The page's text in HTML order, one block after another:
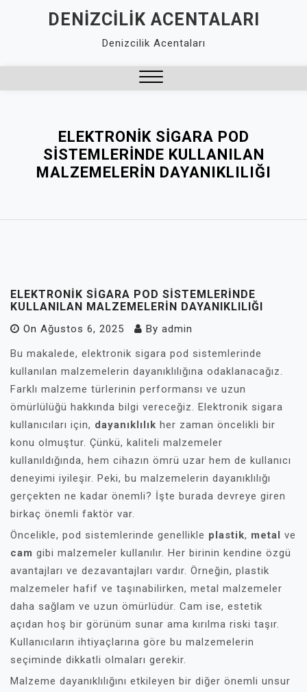
DENIZCILIK ACENTALARI
Denizcilik Acentaları
ELEKTRONIK SIGARA POD
SISTEMLERINDE KULLANILAN
MALZEMELERIN DAYANIKLILIĞI
ELEKTRONIK SIGARA POD SISTEMLERINDE
KULLANILAN MALZEMELERIN DAYANIKLILIĞI
On Ağustos 6, 2025 By admin
Bu makalede, elektronik sigara pod sistemlerinde
kullanılan malzemelerin dayanıklılığına odaklanacağız.
Farklı malzeme türlerinin performansı ve uzun
ömürlülüğü hakkında bilgi vereceğiz. Elektronik sigara
kullanıcıları için, dayanıklılık her zaman öncelikli bir
konu olmuştur. Çünkü, kaliteli malzemeler
kullanıldığında, hem cihazın ömrü uzar hem de kullanıcı
deneyimi iyileşir. Peki, bu malzemelerin dayanıklılığı
gerçekten ne kadar önemli? İşte burada devreye giren
birkaç önemli faktör var.
Öncelikle, pod sistemlerinde genellikle plastik, metal ve
cam gibi malzemeler kullanılır. Her birinin kendine özgü
avantajları ve dezavantajları vardır. Örneğin, plastik
malzemeler hafif ve taşınabilirken, metal malzemeler
daha sağlam ve uzun ömürlüdür. Cam ise, estetik
açıdan hoş bir görünüm sunar ama kırılma riski taşır.
Kullanıcıların ihtiyaçlarına göre bu malzemelerin
seçiminde dikkatli olmaları gerekir.
Malzeme dayanıklılığını etkileyen bir diğer önemli unsur